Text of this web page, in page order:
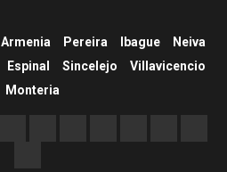
Armenia Pereira Ibague
Neiva
Espinal Sincelejo
Villavicencio
Monteria